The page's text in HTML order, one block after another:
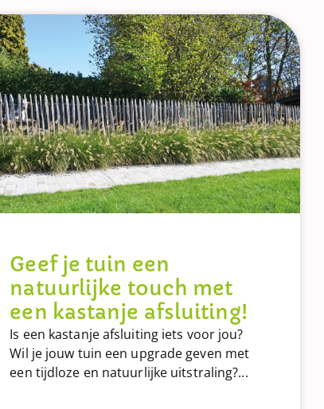
Geef je tuin een
natuurlijke touch met
een kastanje afsluiting!
Is een kastanje afsluiting iets voor jou?
Wil je jouw tuin een upgrade geven met
een tijdloze en natuurlijke uitstraling?...